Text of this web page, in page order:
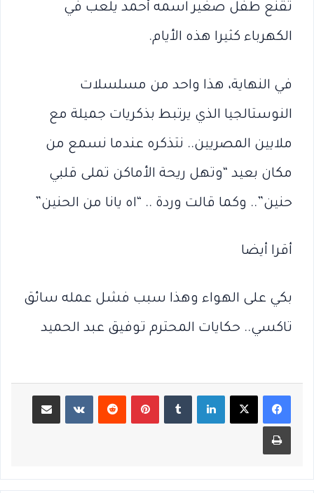
تُقنع طفل صغير اسمه أحمد يلعب في
الكهرباء كثيرا هذه الأيام.
في النهاية، هذا واحد من مسلسلات
النوستالجيا الذي يرتبط بذكريات جميلة مع
ملايين المصريين.. نتذكره عندما نسمع من
مكان بعيد “وتهل ريحة الأماكن تملى قلبي
حنين”.. وكما قالت وردة .. “اه يانا من الحنين”
أقرا أيضا
بكي على الهواء وهذا سبب فشل عمله سائق
تاكسي.. حكايات المحترم توفيق عبد الحميد
لينكدإن بينتيريست مشاركة عبر البريد
طباعة